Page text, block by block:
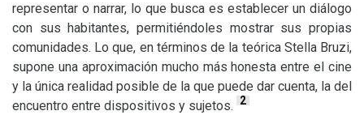
representar o narrar, lo que busca es establecer un diálogo
con sus habitantes, permitiéndoles mostrar sus propias
comunidades. Lo que, en términos de la teórica Stella Bruzi,
supone una aproximación mucho más honesta entre el cine
y la única realidad posible de la que puede dar cuenta, la del
encuentro entre dispositivos y sujetos.
2